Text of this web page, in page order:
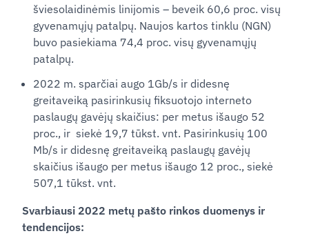
šviesolaidinėmis linijomis – beveik 60,6 proc. visų
gyvenamųjų patalpų. Naujos kartos tinklu (NGN)
buvo pasiekiama 74,4 proc. visų gyvenamųjų
patalpų.
2022 m. sparčiai augo 1Gb/s ir didesnę
greitaveiką pasirinkusių fiksuotojo interneto
paslaugų gavėjų skaičius: per metus išaugo 52
proc., ir siekė 19,7 tūkst. vnt. Pasirinkusių 100
Mb/s ir didesnę greitaveiką paslaugų gavėjų
skaičius išaugo per metus išaugo 12 proc., siekė
507,1 tūkst. vnt.
Svarbiausi 2022 metų pašto rinkos duomenys ir
tendencijos: